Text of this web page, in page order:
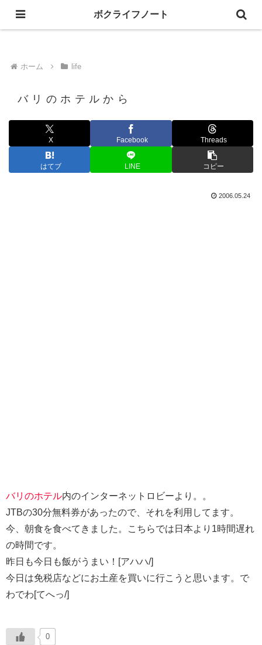
人生の事とか、趣味の事とか、写し撮る、綴る。
ホーム life
バリのホテルから
X Facebook Threads
はてブ LINE コピー
2006.05.24
バリのホテル内のインターネットロビーより。。
JTBの30分無料券があったので、それを利用してます。
今、朝食を食べてきました。こちらでは日本より1時間遅れ
の時間です。
昨日も今日も飯がうまい！[アハハ/]
今日は免税店などにお土産を買いに行こうと思います。で
わでわ[てへっ/]
0
ボクライフノート